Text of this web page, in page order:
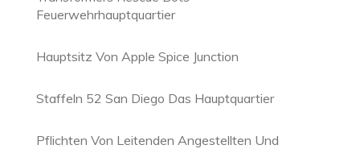
Feuerwehrhauptquartier
Hauptsitz Von Apple Spice Junction
Staffeln 52 San Diego Das Hauptquartier
Pflichten Von Leitenden Angestellten Und